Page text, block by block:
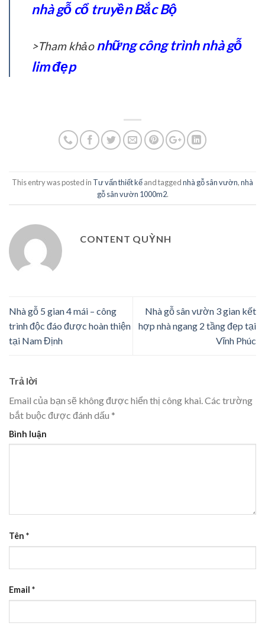
nhà gỗ cổ truyền Bắc Bộ
>Tham khảonhững công trình nhà gỗ
lim đẹp
This entry was posted in Tư vấn thiết kếand taggednhà gỗ sân vườn,nhà
gỗ sân vườn 1000m2.
CONTENT QUỲNH
Nhà gỗ 5 gian 4 mái – công
trình độc đáo được hoàn thiện
tại Nam Định
Nhà gỗ sân vườn 3 gian kết
hợp nhà ngang 2 tầng đẹp tại
Vĩnh Phúc
Trả lời
Email của bạn sẽ không được hiển thị công khai. Các trường
bắt buộc được đánh dấu *
Bình luận
Tên *
Email *